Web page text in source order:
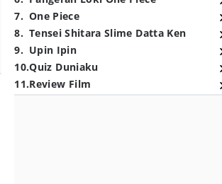
7. One Piece
8. Tensei Shitara Slime Datta Ken
9. Upin Ipin
10.Quiz Duniaku
11.Review Film